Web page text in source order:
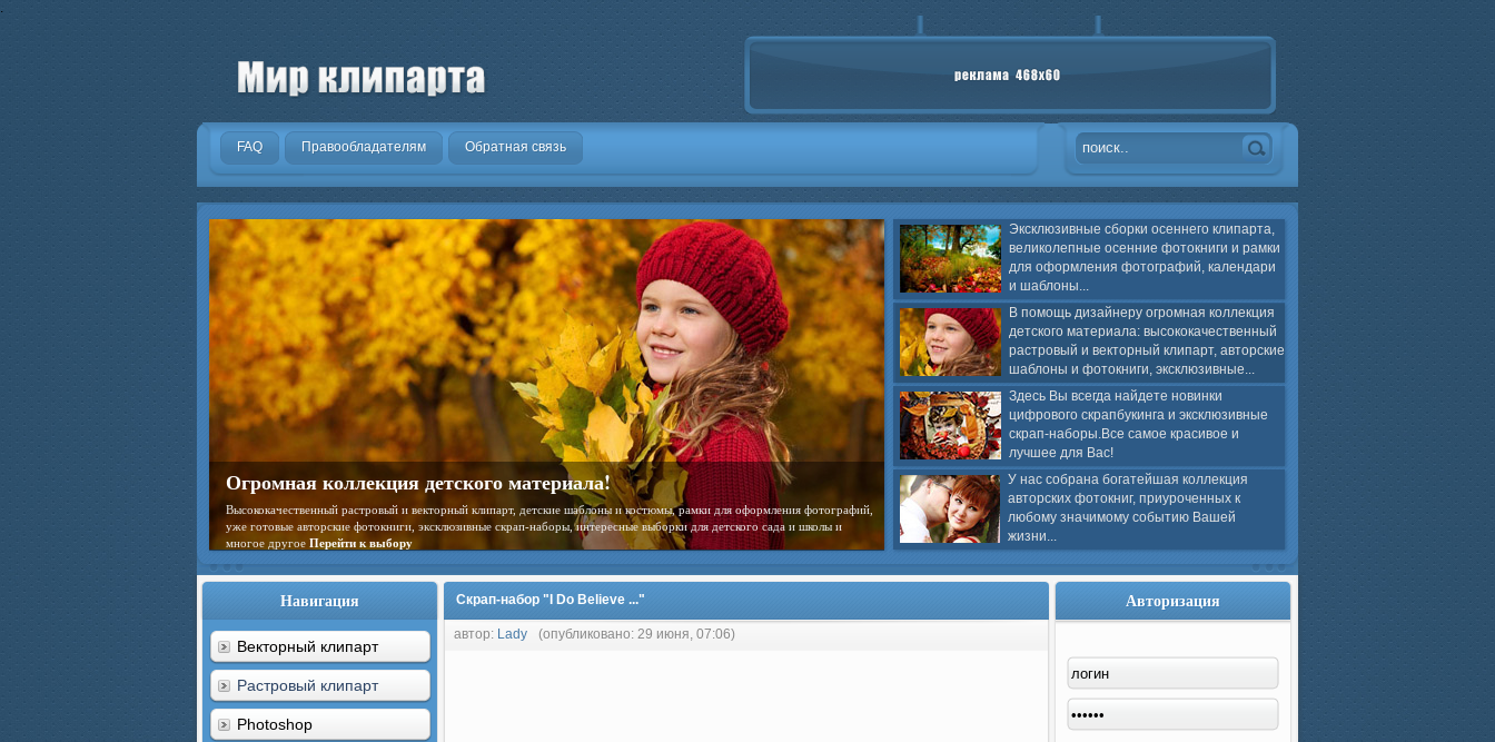
.
FAQ Правообладателям Обратная связь
Эксклюзивные сборки осеннего клипарта,
великолепные осенние фотокниги и рамки
для оформления фотографий, календари
и шаблоны...
В помощь дизайнеру огромная коллекция
детского материала: высококачественный
растровый и векторный клипарт, авторские
шаблоны и фотокниги, эксклюзивные...
Здесь Вы всегда найдете новинки
цифрового скрапбукинга и эксклюзивные
скрап-наборы.Все самое красивое и
лучшее для Вас!
У нас собрана богатейшая коллекция
авторских фотокниг, приуроченных к
любому значимому событию Вашей
жизни...
Последние новинки цифрового скрапбукинга
На нашем сайте Вы всегда найдете новинки цифрового скрапбукинга и эксклюзивные скрап-наборы. Достаточно лишь
выбрать интересуемую рубрику!Перейти к выбору скрап-набора
Навигация
Векторный клипарт
Растровый клипарт
Photoshop
Скрап-набор "I Do Bеlieve ..."
автор: Lady (опубликовано: 29 июня, 07:06)
Авторизация